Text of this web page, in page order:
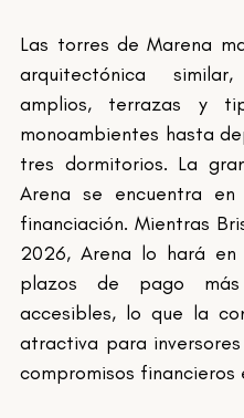
Las torres de Marena
arquitectónica
amplios, terrazas y
monoambientes hasta
tres dormitorios. La
Arena se encuentra
financiación. Mientras
2026, Arena lo hará
plazos de pago
accesibles, lo que la
atractiva para
compromisos financieros